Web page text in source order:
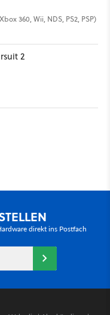
360, Wii, NDS, PS2, PSP)
2
direkt ins Postfach